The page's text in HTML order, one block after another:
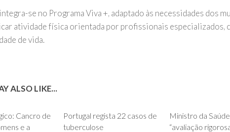
se no Programa Viva +, adaptado às necessidades dos
atividade física orientada por profissionais especializados,
de vida.
ALSO LIKE...
Cancro de
e a
Portugal regista 22 casos de
tuberculose
Ministro da
“avaliação